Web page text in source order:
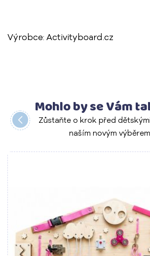
Výrobce: Activityboard.cz
Mohlo by se Vám
Zůstaňte o krok před
naším novým